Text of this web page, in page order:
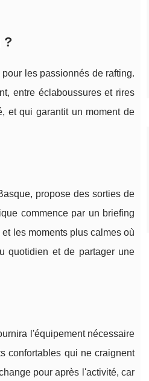
?
les passionnés de rafting.
entre éclaboussures et rires
et qui garantit un moment de
propose des sorties de
commence par un briefing
les moments plus calmes où
quotidien et de partager une
l'équipement nécessaire
confortables qui ne craignent
pour après l'activité, car